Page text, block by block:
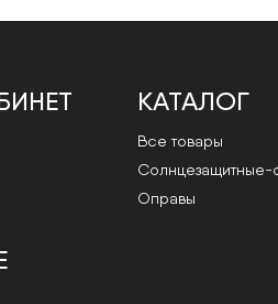
КАТАЛОГ
Все товары
Cолнцезащитные-
Оправы